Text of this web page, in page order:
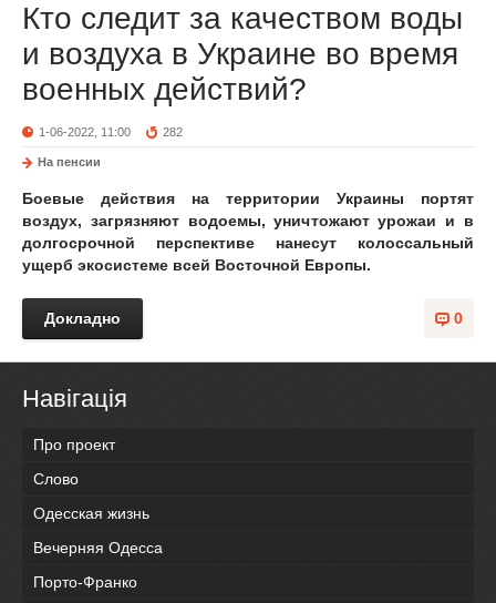
Кто следит за качеством воды
и воздуха в Украине во время
военных действий?
1-06-2022, 11:00 282
На пенсии
Боевые действия на территории Украины портят
воздух, загрязняют водоемы, уничтожают урожаи и в
долгосрочной перспективе нанесут колоссальный
ущерб экосистеме всей Восточной Европы.
0
Докладно
Навігація
Про проект
Слово
Одесская жизнь
Вечерняя Одесса
Порто-Франко